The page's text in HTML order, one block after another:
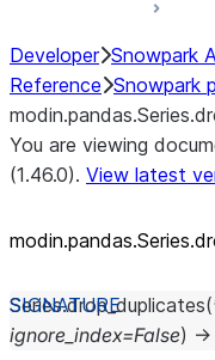
Developer Snowpark
Reference Snowpark
You are viewing
(1.46.0). View latest
Series.drop_duplicates(
ignore_index=False) →